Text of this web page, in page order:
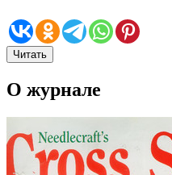
Читать
О журнале